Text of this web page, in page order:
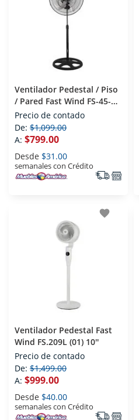
Ventilador Pedestal / Piso
/ Pared Fast Wind FS-45-
360 18''
Precio de contado
De: $1,099.00
A: $799.00
Desde $31.00
semanales con Crédito
favorite
Ventilador Pedestal Fast
Wind FS.209L (01) 10''
Precio de contado
De: $1,499.00
A: $999.00
Desde $40.00
semanales con Crédito